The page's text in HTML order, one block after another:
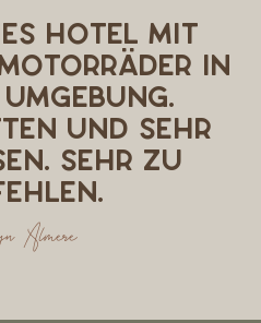
HOTEL MIT
IN
UND SEHR
SEHR ZU
Almere